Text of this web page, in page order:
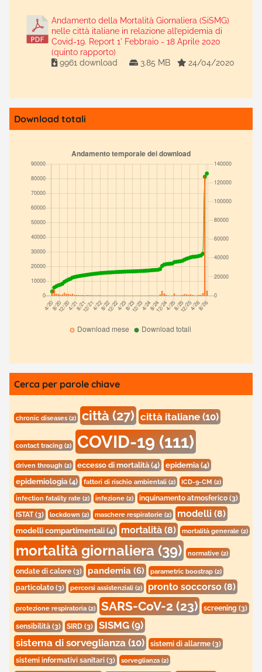
Andamento della Mortalità Giornaliera (SiSMG)
nelle città italiane in relazione all’epidemia di
Covid-19. Report 1' Febbraio - 18 Aprile 2020
(quinto rapporto)
9961 download
3.85 MB 24/04/2020
Download totali
Cerca per parole chiave
chronic diseases(2) città(27) città italiane(10)
contact tracing(2) COVID-19(111)
driven through(2) eccesso di mortalità(4) epidemia(4)
epidemiologia(4) fattori di rischio ambientali (2) ICD-9-CM(2)
infection fatality rate (2) infezione(2) inquinamento atmosferico(3)
ISTAT(3) lockdown(2) maschere respiratorie (2) modelli(8)
modelli compartimentali(4) mortalità(8) mortalità generale(2)
mortalità giornaliera(39) normative(2)
ondate di calore(3) pandemia(6) parametric boostrap (2)
particolato(3) percorsi assistenziali (2) pronto soccorso(8)
protezione respiratoria (2) SARS-CoV-2(23) screening(3)
sensibilità(3) SIRD(3) SISMG(9)
sistema di sorveglianza(10) sistemi di allarme(3)
sistemi informativi sanitari(3) sorveglianza(2)